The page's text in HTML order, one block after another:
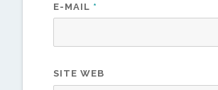
E-MAIL *
SITE WEB